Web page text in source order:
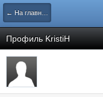
← На главную
Профиль KristiН